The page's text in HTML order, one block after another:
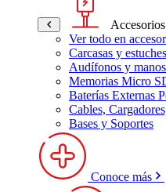
Ver todo en
Carcasas y estuches
Audífonos y
Memorias Micro
Baterías Externas
Cables,
Bases y Soportes
Conoce más